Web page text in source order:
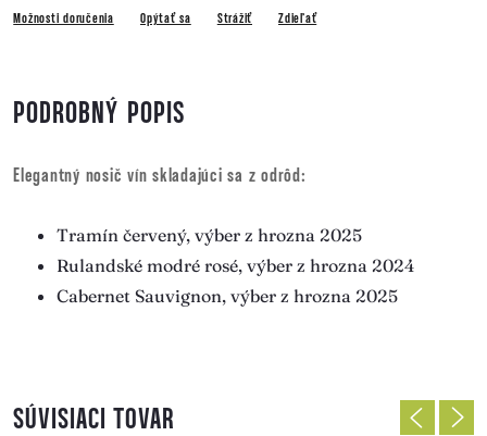
Možnosti doručenia Opýtať sa Strážiť Zdieľať
PODROBNÝ POPIS
Elegantný nosič vín skladajúci sa z odrôd:
Tramín červený, výber z hrozna 2025
Rulandské modré rosé, výber z hrozna 2024
Cabernet Sauvignon, výber z hrozna 2025
SÚVISIACI TOVAR